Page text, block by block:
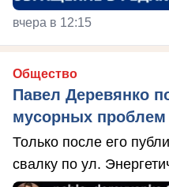
вчера в 12:15
Общество
Павел Деревянко
мусорных проблем
Только после его
свалку по ул.